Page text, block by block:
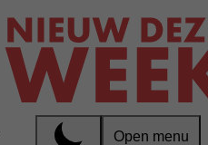
Open menu